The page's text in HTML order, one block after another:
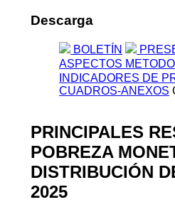
Descarga
BOLETÍN
ASPECTOS
INDICADORES DE
CUADROS-ANEXOS
PRINCIPALES
POBREZA
DISTRIBUCIÓN
2025